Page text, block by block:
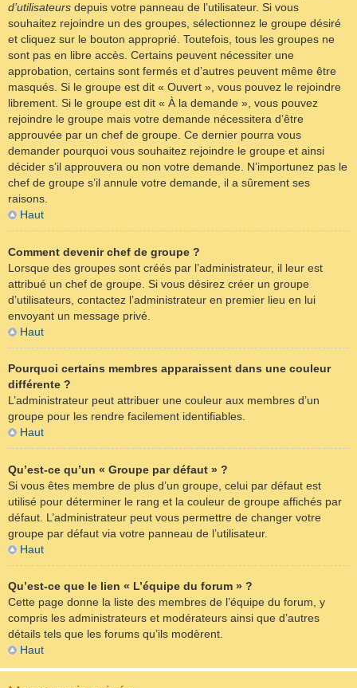
d’utilisateurs depuis votre panneau de l’utilisateur. Si vous
souhaitez rejoindre un des groupes, sélectionnez le groupe désiré
et cliquez sur le bouton approprié. Toutefois, tous les groupes ne
sont pas en libre accès. Certains peuvent nécessiter une
approbation, certains sont fermés et d’autres peuvent même être
masqués. Si le groupe est dit « Ouvert », vous pouvez le rejoindre
librement. Si le groupe est dit « À la demande », vous pouvez
rejoindre le groupe mais votre demande nécessitera d’être
approuvée par un chef de groupe. Ce dernier pourra vous
demander pourquoi vous souhaitez rejoindre le groupe et ainsi
décider s’il approuvera ou non votre demande. N’importunez pas le
chef de groupe s’il annule votre demande, il a sûrement ses
raisons.
Haut
Comment devenir chef de groupe ?
Lorsque des groupes sont créés par l’administrateur, il leur est
attribué un chef de groupe. Si vous désirez créer un groupe
d’utilisateurs, contactez l’administrateur en premier lieu en lui
envoyant un message privé.
Haut
Pourquoi certains membres apparaissent dans une couleur
différente ?
L’administrateur peut attribuer une couleur aux membres d’un
groupe pour les rendre facilement identifiables.
Haut
Qu’est-ce qu’un « Groupe par défaut » ?
Si vous êtes membre de plus d’un groupe, celui par défaut est
utilisé pour déterminer le rang et la couleur de groupe affichés par
défaut. L’administrateur peut vous permettre de changer votre
groupe par défaut via votre panneau de l’utilisateur.
Haut
Qu’est-ce que le lien « L’équipe du forum » ?
Cette page donne la liste des membres de l’équipe du forum, y
compris les administrateurs et modérateurs ainsi que d’autres
détails tels que les forums qu’ils modèrent.
Haut